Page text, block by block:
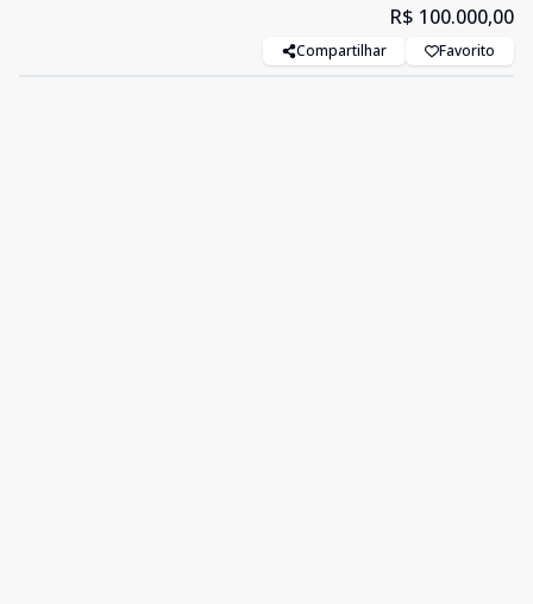
R$ 100.000,00
Compartilhar Favorito